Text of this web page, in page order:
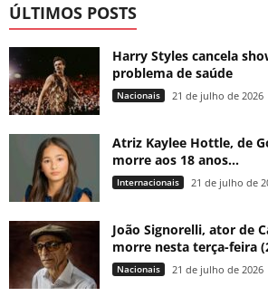
ÚLTIMOS POSTS
Harry Styles cancela
problema de saúde
Nacionais 21 de julho de 2026
Atriz Kaylee Hottle, de
morre aos 18 anos...
Internacionais 21 de julho de
João Signorelli, ator de
morre nesta terça-feira
Nacionais 21 de julho de 2026